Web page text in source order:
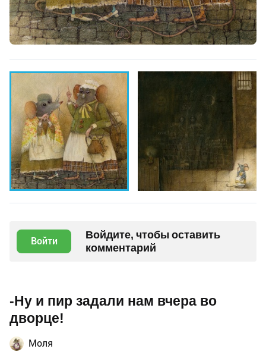
Войти
Войдите, чтобы оставить
комментарий
-Ну и пир задали нам вчера во
дворце!
Моля